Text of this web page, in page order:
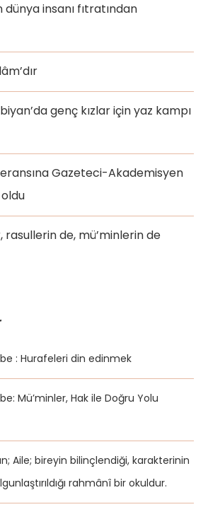
insanı fıtratından
genç kızlar için yaz kampı
Gazeteci-Akademisyen
de, mü’minlerin de
: Hurafeleri din edinmek
Mü’minler, Hak ile Doğru Yolu
Aile; bireyin bilinçlendiği, karakterinin
rahmânî bir okuldur.